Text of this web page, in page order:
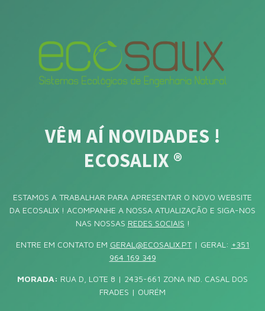
VÊM AÍ NOVIDADES !
ECOSALIX ®
ESTAMOS A TRABALHAR PARA APRESENTAR O NOVO WEBSITE
DA ECOSALIX ! ACOMPANHE A NOSSA ATUALIZAÇÃO E SIGA-NOS
NAS NOSSAS REDES SOCIAIS !
ENTRE EM CONTATO EM GERAL@ECOSALIX.PT| GERAL: +351
964 169 349
MORADA: RUA D, LOTE 8 | 2435-661 ZONA IND. CASAL DOS
FRADES | OURÉM